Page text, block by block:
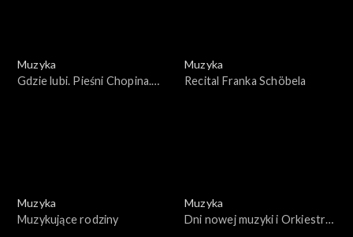
Muzyka
Gdzie lubi. Pieśni Chopina.
Muzyka
Recital Franka Schöbela
Muzyka
Muzykujące rodziny
Muzyka
Dni nowej muzyki i Orkiestra